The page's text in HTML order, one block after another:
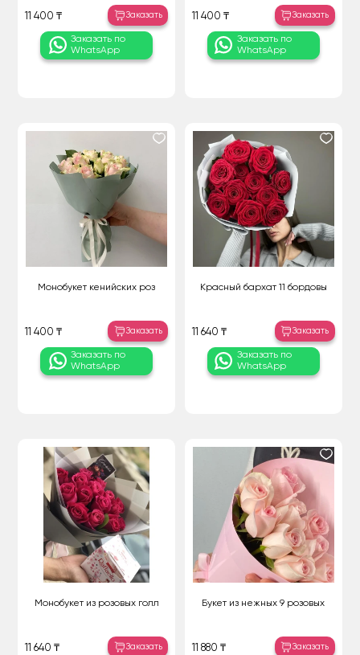
11 400 ₸ Заказать
Заказать по
WhatsApp
11 400 ₸ Заказать
Заказать по
WhatsApp
Монобукет кенийских роз
11 400 ₸ Заказать
Заказать по
WhatsApp
Красный бархат 11 бордовы
11 640 ₸ Заказать
Заказать по
WhatsApp
Монобукет из розовых голл
11 640 ₸ Заказать
Букет из нежных 9 розовых
11 880 ₸ Заказать